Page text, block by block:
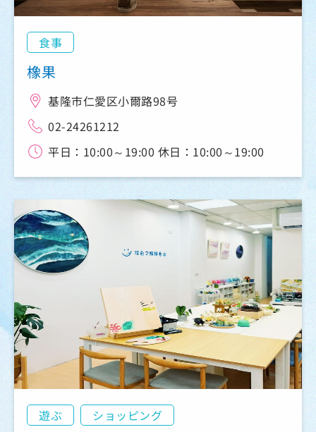
食事
橡果
基隆市仁愛区小爾路98号
02-24261212
平日：10:00～19:00 休日：10:00～19:00
遊ぶ ショッピング